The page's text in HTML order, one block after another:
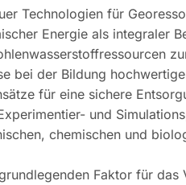
Technologien für
Energie als integraler
bei der Bildung
für eine sichere
und
chemischen und
Faktor für das